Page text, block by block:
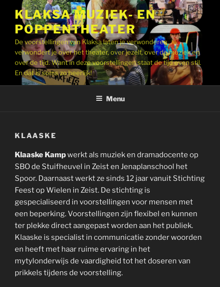
inhoud
KLAKSA MUZIEK- EN
POPPENTHEATER
De voorstellingen van Klaksa laten je verwonderen. Je
verwondert je over het theater, over jezelf, over de muziek en
over de tijd. Want in deze voorstellingen staat de tijd even stil.
En dat is soms zo heerlijk!
Menu
KLAASKE
Klaaske Kampwerkt als muziek en dramadocente op
SBO de Stuifheuvel in Zeist en Jenaplanschool het
Spoor. Daarnaast werkt ze sinds 12 jaar vanuit Stichting
Feest op Wielen in Zeist. De stichting is
gespecialiseerd in voorstellingen voor mensen met
een beperking. Voorstellingen zijn flexibel en kunnen
ter plekke direct aangepast worden aan het publiek.
Klaaske is specialist in communicatie zonder woorden
en heeft met haar ruime ervaring in het
mytylonderwijs de vaardigheid tot het doseren van
prikkels tijdens de voorstelling.